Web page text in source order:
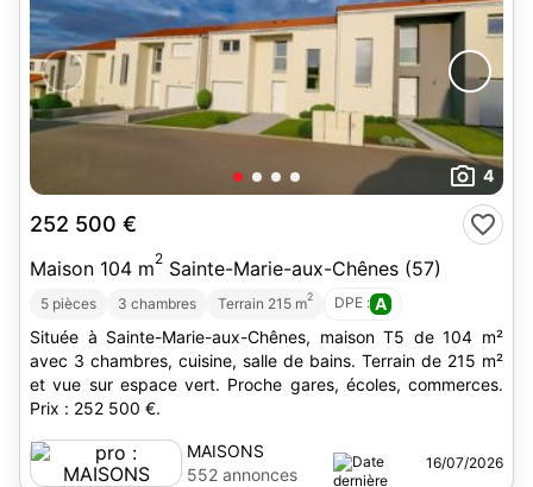
4
252 500 €
Maison 104 m2 Sainte-Marie-aux-Chênes (57)
5 pièces 3 chambres Terrain 215 m2 DPE : A
Située à Sainte-Marie-aux-Chênes, maison T5 de 104 m²
avec 3 chambres, cuisine, salle de bains. Terrain de 215 m²
et vue sur espace vert. Proche gares, écoles, commerces.
Prix : 252 500 €.
MAISONS
HORIZON
552 annonces
16/07/2026